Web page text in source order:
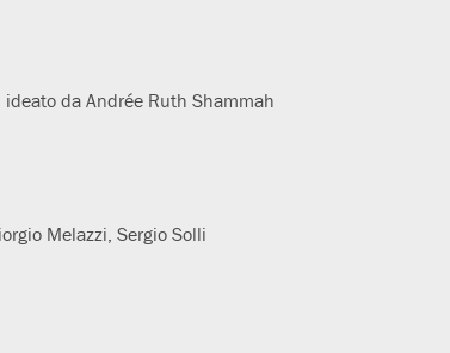
da Andrée Ruth Shammah
Melazzi, Sergio Solli